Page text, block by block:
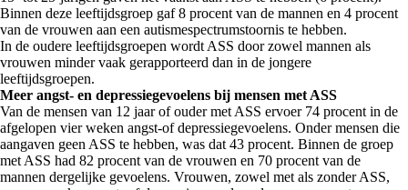
Binnen deze leeftijdsgroep gaf 8 procent van de mannen en 4 procent
van de vrouwen aan een autismespectrumstoornis te hebben.
In de oudere leeftijdsgroepen wordt ASS door zowel mannen als
vrouwen minder vaak gerapporteerd dan in de jongere
leeftijdsgroepen.
Meer angst- en depressiegevoelens bij mensen met ASS
Van de mensen van 12 jaar of ouder met ASS ervoer 74 procent in de
afgelopen vier weken angst-of depressiegevoelens. Onder mensen die
aangaven geen ASS te hebben, was dat 43 procent. Binnen de groep
met ASS had 82 procent van de vrouwen en 70 procent van de
mannen dergelijke gevoelens. Vrouwen, zowel met als zonder ASS,